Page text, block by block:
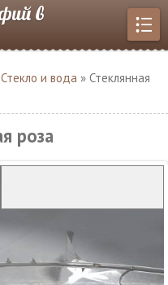
в
Стекло и вода » Стеклянная
роза